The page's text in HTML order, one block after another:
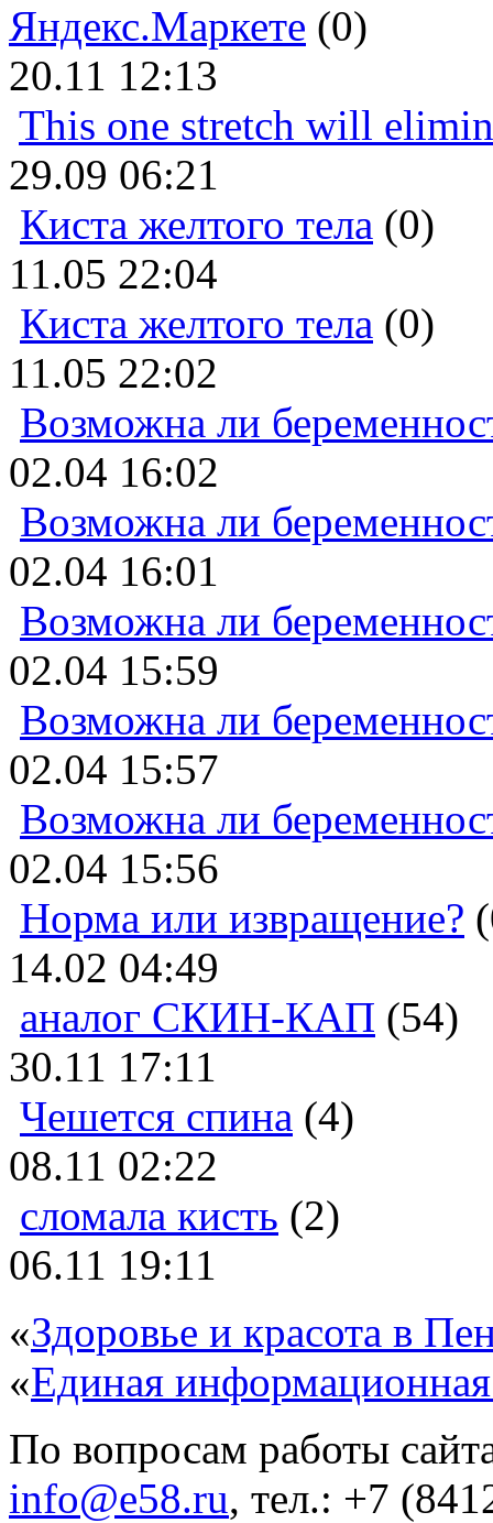
Яндекс.Маркете (0)
20.11 12:13
This one stretch will
29.09 06:21
Киста желтого тела (0)
11.05 22:04
Киста желтого тела (0)
11.05 22:02
Возможна ли
02.04 16:02
Возможна ли
02.04 16:01
Возможна ли
02.04 15:59
Возможна ли
02.04 15:57
Возможна ли
02.04 15:56
Норма или извращение?
14.02 04:49
аналог СКИН-КАП (54)
30.11 17:11
Чешется спина (4)
08.11 02:22
сломала кисть (2)
06.11 19:11
«Здоровье и красота в
«Единая
По вопросам работы
info@e58.ru, тел.: +7